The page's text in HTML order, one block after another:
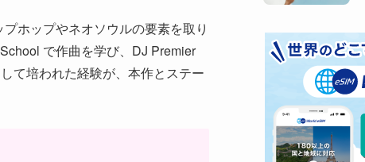
ホップやネオソウルの要素を取り
で作曲を学び、DJ Premier
て培われた経験が、本作とステー